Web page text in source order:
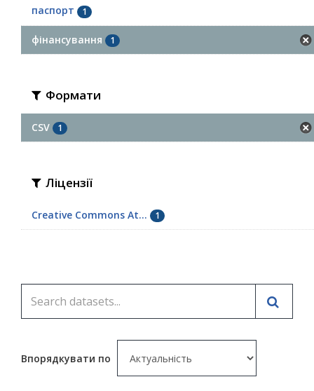
паспорт 1
фінансування 1
Формати
CSV 1
Ліцензії
Creative Commons At... 1
Впорядкувати по